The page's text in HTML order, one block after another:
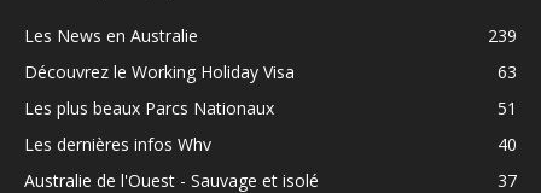
Les News en Australie
239
Découvrez le Working Holiday Visa
63
Les plus beaux Parcs Nationaux
51
Les dernières infos Whv
40
Australie de l'Ouest - Sauvage et isolé
37